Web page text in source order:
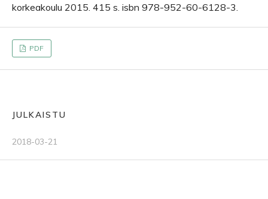
korkeakoulu 2015. 415 s. isbn 978-952-60-6128-3.
PDF
JULKAISTU
2018-03-21